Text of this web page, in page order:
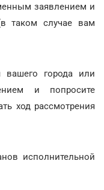
заявлением и
таком случае вам
вашего города или
и попросите
ход рассмотрения
исполнительной